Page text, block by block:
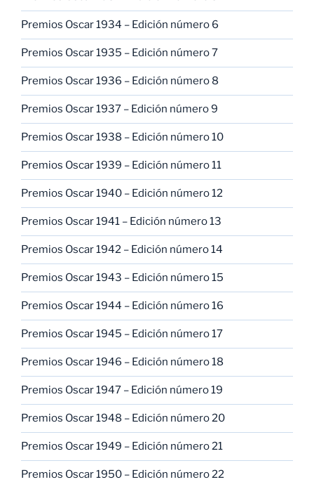
Premios Oscar 1934 – Edición número 6
Premios Oscar 1935 – Edición número 7
Premios Oscar 1936 – Edición número 8
Premios Oscar 1937 – Edición número 9
Premios Oscar 1938 – Edición número 10
Premios Oscar 1939 – Edición número 11
Premios Oscar 1940 – Edición número 12
Premios Oscar 1941 – Edición número 13
Premios Oscar 1942 – Edición número 14
Premios Oscar 1943 – Edición número 15
Premios Oscar 1944 – Edición número 16
Premios Oscar 1945 – Edición número 17
Premios Oscar 1946 – Edición número 18
Premios Oscar 1947 – Edición número 19
Premios Oscar 1948 – Edición número 20
Premios Oscar 1949 – Edición número 21
Premios Oscar 1950 – Edición número 22